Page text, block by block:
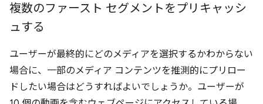
複数のファースト セグメントをプリキャッシ
ュする
ユーザーが最終的にどのメディアを選択するかわからない
場合に、一部のメディア コンテンツを推測的にプリロー
ドしたい場合はどうすればよいでしょうか。ユーザーが